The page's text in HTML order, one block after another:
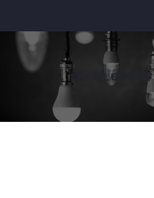
LM-GL60WW